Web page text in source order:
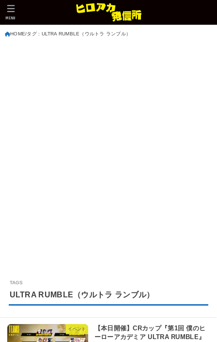
MENU
HOME タグ : ULTRA RUMBLE（ウルトラ ランブル）
ULTRA RUMBLE（ウルトラ ランブル）
イベント
【本日開催】CRカップ『第1回 僕のヒ
ーローアカデミア ULTRA RUMBLE』